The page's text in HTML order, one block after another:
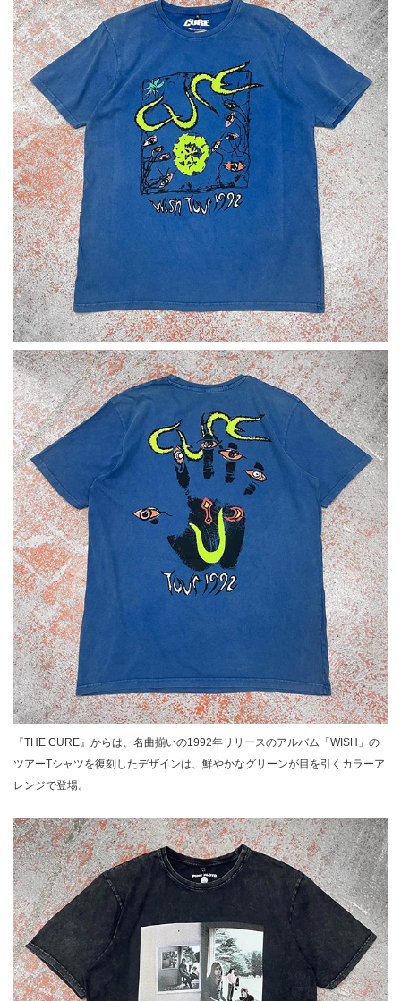
『THE CURE』からは、名曲揃いの1992年リリースのアルバム「WISH」の
ツアーTシャツを復刻したデザインは、鮮やかなグリーンが目を引くカラーア
レンジで登場。